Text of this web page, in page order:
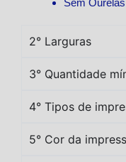
Sem Ourelas
2° Larguras
3° Quantidade
4° Tipos de
5° Cor da